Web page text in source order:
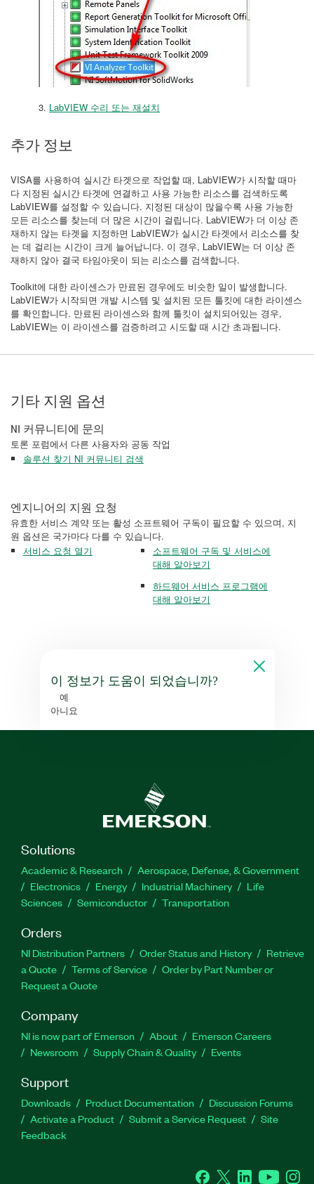
3. LabVIEW 수리 또는 재설치
추가 정보
VISA를 사용하여 실시간 타겟으로 작업할 때, LabVIEW가 시작할 때마
다 지정된 실시간 타겟에 연결하고 사용 가능한 리소스를 검색하도록
LabVIEW를 설정할 수 있습니다. 지정된 대상이 많을수록 사용 가능한
모든 리소스를 찾는데 더 많은 시간이 걸립니다. LabVIEW가 더 이상 존
재하지 않는 타겟을 지정하면 LabVIEW가 실시간 타겟에서 리소스를 찾
는 데 걸리는 시간이 크게 늘어납니다. 이 경우, LabVIEW는 더 이상 존
재하지 않아 결국 타임아웃이 되는 리소스를 검색합니다.
Toolkit에 대한 라이센스가 만료된 경우에도 비슷한 일이 발생합니다.
LabVIEW가 시작되면 개발 시스템 및 설치된 모든 툴킷에 대한 라이센스
를 확인합니다. 만료된 라이센스와 함께 툴킷이 설치되어있는 경우,
LabVIEW는 이 라이센스를 검증하려고 시도할 때 시간 초과됩니다.
기타 지원 옵션
NI 커뮤니티에 문의
토론 포럼에서 다른 사용자와 공동 작업
솔루션 찾기 NI 커뮤니티 검색
엔지니어의 지원 요청
유효한 서비스 계약 또는 활성 소프트웨어 구독이 필요할 수 있으며, 지
원 옵션은 국가마다 다를 수 있습니다.
서비스 요청 열기
소프트웨어 구독 및 서비스에
대해 알아보기
하드웨어 서비스 프로그램에
대해 알아보기
이 정보가 도움이 되었습니까?
예
아니요
Solutions
Academic & Research
Aerospace, Defense, & Government
Electronics
Energy Industrial Machinery
Life
Sciences
Semiconductor Transportation
Orders
NI Distribution Partners Order Status and History
Retrieve
a Quote
Terms of Service
Order by Part Number or
Request a Quote
Company
NI is now part of Emerson About
Emerson Careers
Newsroom
Supply Chain & Quality Events
Support
Downloads Product Documentation
Discussion Forums
Activate a Product
Submit a Service Request
Site
Feedback
Facebook
Twitter LinkedInYouTube